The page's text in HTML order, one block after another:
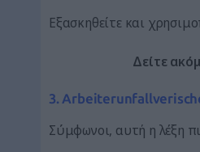
Εξασκηθείτε και
Δείτε
3.
Σύμφωνοι, αυτή η λέξη